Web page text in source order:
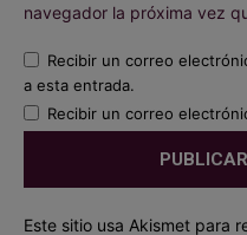
navegador la próxima vez
Recibir un correo
a esta entrada.
Recibir un correo
Este sitio usa Akismet para